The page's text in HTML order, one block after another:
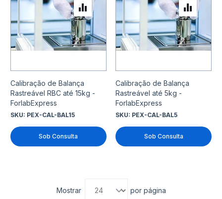
Calibração de Balança
Rastreável RBC até 15kg -
ForlabExpress
SKU: PEX-CAL-BAL15
Sob Consulta
Adicionar para Comparar
Calibração de Balança
Rastreável até 5kg -
ForlabExpress
SKU: PEX-CAL-BAL5
Sob Consulta
Mostrar por página